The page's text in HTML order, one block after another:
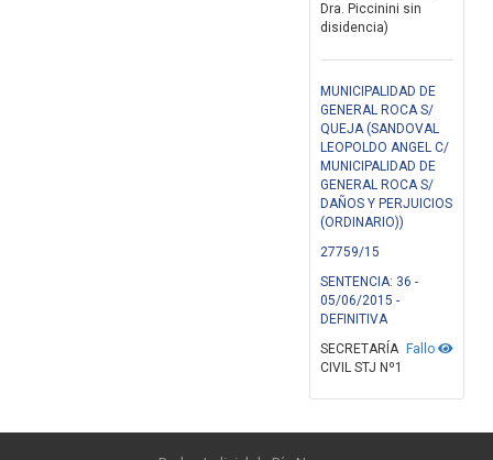
Dra. Piccinini sin
disidencia)
MUNICIPALIDAD DE
GENERAL ROCA S/
QUEJA (SANDOVAL
LEOPOLDO ANGEL C/
MUNICIPALIDAD DE
GENERAL ROCA S/
DAÑOS Y PERJUICIOS
(ORDINARIO))
27759/15
SENTENCIA: 36 -
05/06/2015 -
DEFINITIVA
Fallo
SECRETARÍA
CIVIL STJ Nº1